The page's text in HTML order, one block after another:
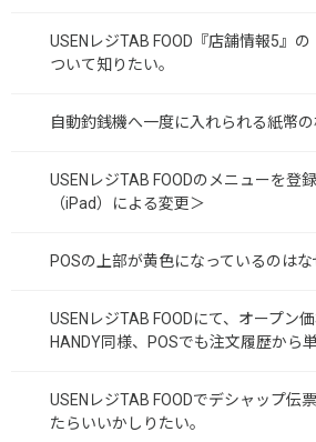
USENレジTAB FOOD『店舗情報5』
ついて知りたい。
自動釣銭機へ一度に入れられる紙幣の
USENレジTAB FOODのメニューを登
（iPad）による変更＞
POSの上部が黄色になっているのはな
USENレジTAB FOODにて、オープン
HANDY同様、POSでも注文履歴から
USENレジTAB FOODでデシャップ伝
たらいいかしりたい。